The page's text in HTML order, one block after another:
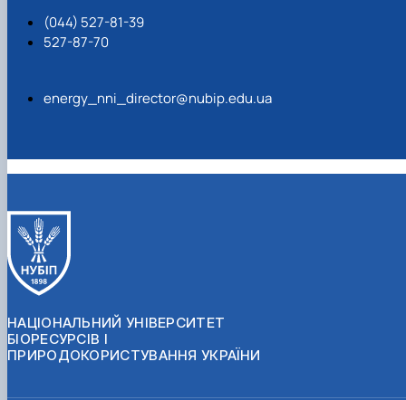
(044) 527-81-39
527-87-70
energy_nni_director@nubip.edu.ua
НАЦІОНАЛЬНИЙ УНІВЕРСИТЕТ
БІОРЕСУРСІВ І
ПРИРОДОКОРИСТУВАННЯ УКРАЇНИ